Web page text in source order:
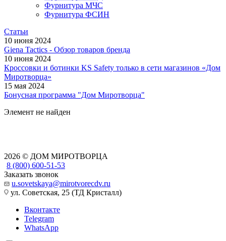
Фурнитура МЧС
Фурнитура ФСИН
Статьи
10 июня 2024
Giena Tactics - Обзор товаров бренда
10 июня 2024
Кроссовки и ботинки KS Safety только в сети магазинов «Дом
Миротворца»
15 мая 2024
Бонусная программа "Дом Миротворца"
Элемент не найден
2026 © ДОМ МИРОТВОРЦА
8 (800) 600-51-53
Заказать звонок
u.sovetskaya@mirotvorecdv.ru
ул. Советская, 25 (ТД Кристалл)
Вконтакте
Telegram
WhatsApp